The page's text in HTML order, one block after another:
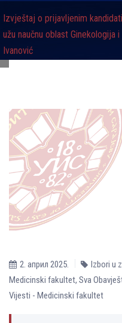
Izvještaj o prijavlјenim
užu naučnu oblast Ginekologija
Ivanović
2. април 2025. Izbori u
Medicinski fakultet, Sva
Vijesti - Medicinski fakultet